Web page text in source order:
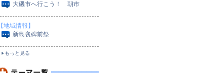
大磯市へ行こう！ 朝市
【地域情報】
新島襄碑前祭
もっと見る